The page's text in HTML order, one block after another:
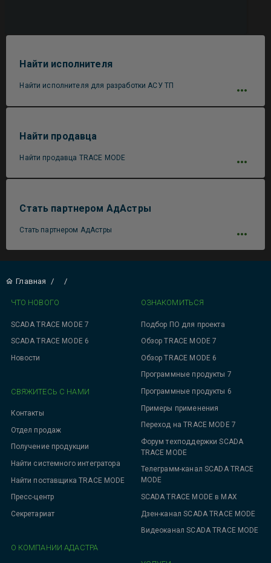
Найти исполнителя
Найти исполнителя для разработки АСУ ТП
Найти продавца
Найти продавца TRACE MODE
Стать партнером АдАстры
Стать партнером АдАстры
Главная / /
ЧТО НОВОГО
SCADA TRACE MODE 7
SCADA TRACE MODE 6
Новости
ОЗНАКОМИТЬСЯ
Подбор ПО для проекта
Обзор TRACE MODE 7
Обзор TRACE MODE 6
Программные продукты 7
Программные продукты 6
Примеры применения
Переход на TRACE MODE 7
Форум техподдержки SCADA
TRACE MODE
Телеграмм-канал SCADA TRACE
MODE
SCADA TRACE MODE в MAX
Дзен-канал SCADA TRACE MODE
Видеоканал SCADA TRACE MODE
СВЯЖИТЕСЬ С НАМИ
Контакты
Отдел продаж
Получение продукции
Найти системного интегратора
Найти поставщика TRACE MODE
Пресс-центр
Секретариат
О КОМПАНИИ АДАСТРА